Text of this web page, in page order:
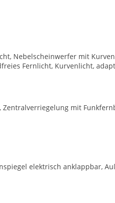
Nebelscheinwerfer mit
Fernlicht, Kurvenlicht,
mit
elektrisch anklappbar,